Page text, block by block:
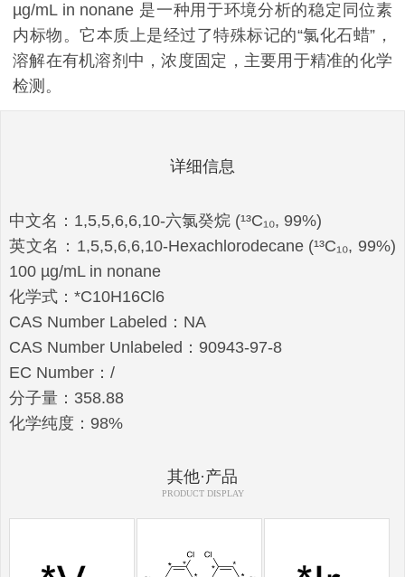
µg/mL in nonane 是一种用于环境分析的稳定同位素
内标物。它本质上是经过了特殊标记的“氯化石蜡”，
溶解在有机溶剂中，浓度固定，主要用于精准的化学
检测。
详细信息
中文名：1,5,5,6,6,10-六氯癸烷 (¹³C₁₀, 99%)
英文名：1,5,5,6,6,10-Hexachlorodecane (¹³C₁₀, 99%)
100 µg/mL in nonane
化学式：*C10H16Cl6
CAS Number Labeled：NA
CAS Number Unlabeled：90943-97-8
EC Number：/
分子量：358.88
化学纯度：98%
其他·产品
PRODUCT DISPLAY